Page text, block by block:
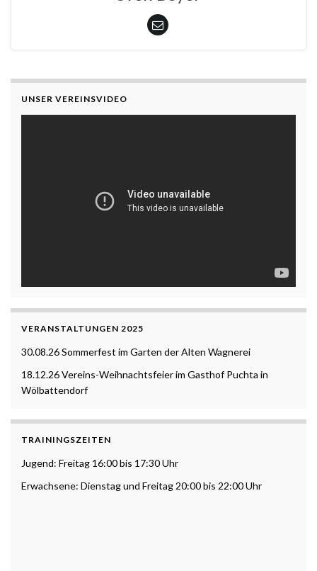
UNSER VEREINSVIDEO
VERANSTALTUNGEN 2025
30.08.26 Sommerfest im Garten der Alten Wagnerei
18.12.26 Vereins-Weihnachtsfeier im Gasthof Puchta in
Wölbattendorf
TRAININGSZEITEN
Jugend: Freitag 16:00 bis 17:30 Uhr
Erwachsene: Dienstag und Freitag 20:00 bis 22:00 Uhr